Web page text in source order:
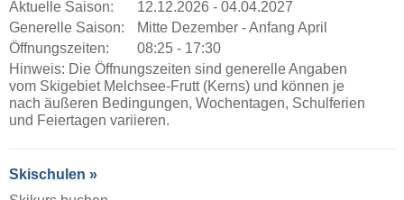
Aktuelle Saison:
12.12.2026 - 04.04.2027
Generelle Saison:
Mitte Dezember - Anfang April
Öffnungszeiten:
08:25 - 17:30
Hinweis: Die Öffnungszeiten sind generelle Angaben
vom Skigebiet Melchsee-Frutt (Kerns) und können je
nach äußeren Bedingungen, Wochentagen, Schulferien
und Feiertagen variieren.
Skischulen »